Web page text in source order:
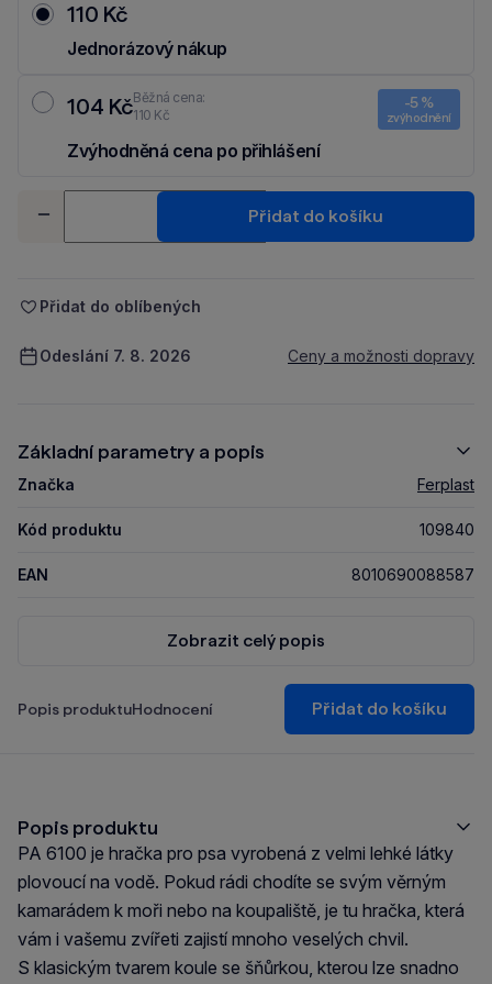
110 Kč
Jednorázový nákup
104 KčBěžná cena:
110 Kč
-5 %
zvýhodnění
Zvýhodněná cena po přihlášení
-
+
Přidat do košíku
Přidat do oblíbených
Odeslání 7. 8. 2026 Ceny a možnosti dopravy
Základní parametry a popis
Značka Ferplast
Kód produktu 109840
EAN 8010690088587
Zobrazit celý popis
Popis produktuHodnocení Přidat do košíku
Popis produktu
PA 6100 je hračka pro psa vyrobená z velmi lehké látky
plovoucí na vodě. Pokud rádi chodíte se svým věrným
kamarádem k moři nebo na koupaliště, je tu hračka, která
vám i vašemu zvířeti zajistí mnoho veselých chvil.
S klasickým tvarem koule se šňůrkou, kterou lze snadno